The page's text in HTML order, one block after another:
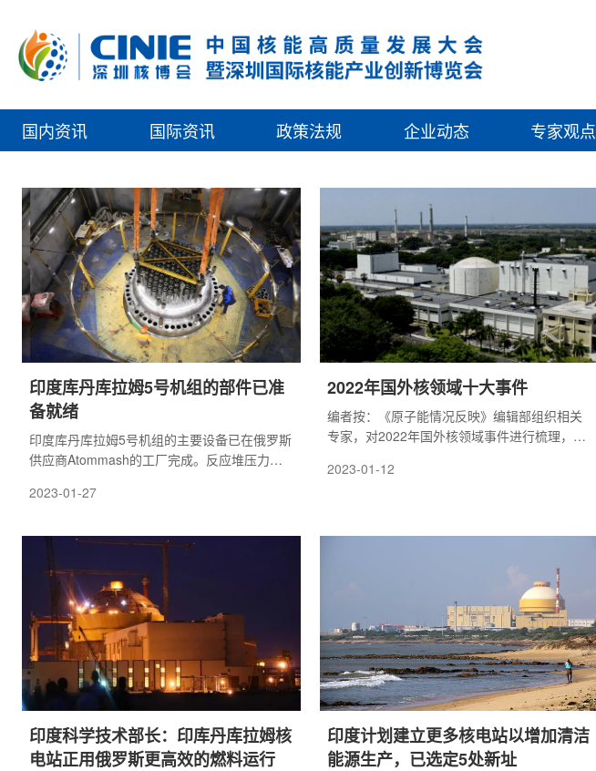
国内资讯 国际资讯 政策法规 企业动态 专家观点
印度库丹库拉姆5号机组的部件已准
备就绪
印度库丹库拉姆5号机组的主要设备已在俄罗斯
供应商Atommash的工厂完成。反应堆压力容
键的测试。
2023-01-27
2022年国外核领域十大事件
编者按：《原子能情况反映》编辑部组织相关
专家，对2022年国外核领域事件进行梳理，根
工业发展的影响进行筛选，评选出国外核领域
2023-01-12
印度科学技术部长：印库丹库拉姆核
电站正用俄罗斯更高效的燃料运行
印度计划建立更多核电站以增加清洁
能源生产，已选定5处新址